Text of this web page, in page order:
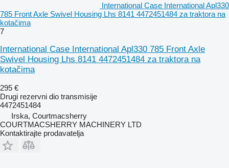
International Case International Apl330
785 Front Axle Swivel Housing Lhs 8141 4472451484 za traktora na
kotačima
7
International Case International Apl330 785 Front Axle
Swivel Housing Lhs 8141 4472451484 za traktora na
kotačima
295 €
Drugi rezervni dio transmisije
4472451484
Irska, Courtmacsherry
COURTMACSHERRY MACHINERY LTD
Kontaktirajte prodavatelja